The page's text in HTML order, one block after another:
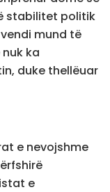
stabilitet politik
mund të
ka
duke thellëuar
e nevojshme
e